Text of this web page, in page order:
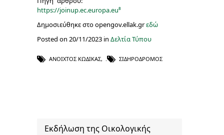
https://joinup.ec.europa.eu⁸
Δημοσιεύθηκε στο opengov.ellak.grεδώ
Posted on 20/11/2023 in Δελτία Τύπου
ΑΝΟΙΧΤΌΣ ΚΏΔΙΚΑΣ, ΣΙΔΗΡΌΔΡΟΜΟΣ
Εκδήλωση της Οικολογικής